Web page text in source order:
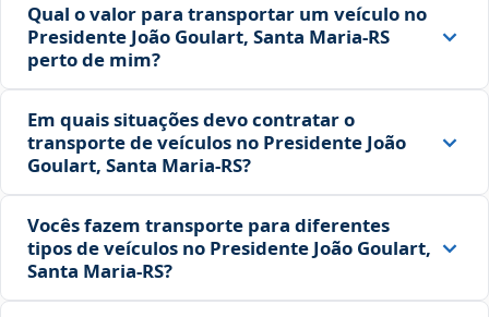
Qual o valor para transportar um veículo no
Presidente João Goulart, Santa Maria‑RS
perto de mim?
Em quais situações devo contratar o
transporte de veículos no Presidente João
Goulart, Santa Maria‑RS?
Vocês fazem transporte para diferentes
tipos de veículos no Presidente João Goulart,
Santa Maria‑RS?